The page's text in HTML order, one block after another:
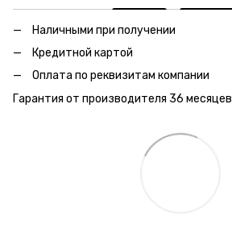
Наличными при получении
Кредитной картой
Оплата по реквизитам компании
Гарантия от производителя 36 месяцев